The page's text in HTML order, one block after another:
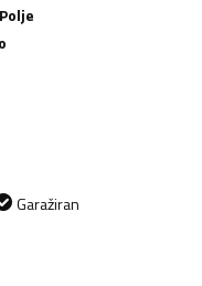
Garažiran